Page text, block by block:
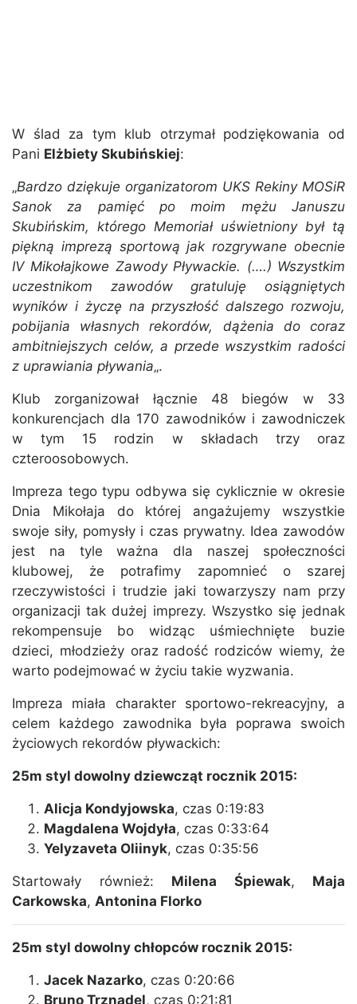
W ślad za tym klub otrzymał podziękowania od
Pani Elżbiety Skubińskiej:
„Bardzo dziękuje organizatorom UKS Rekiny MOSiR
Sanok za pamięć po moim mężu Januszu
Skubińskim, którego Memoriał uświetniony był tą
piękną imprezą sportową jak rozgrywane obecnie
IV Mikołajkowe Zawody Pływackie. (….) Wszystkim
uczestnikom zawodów gratuluję osiągniętych
wyników i życzę na przyszłość dalszego rozwoju,
pobijania własnych rekordów, dążenia do coraz
ambitniejszych celów, a przede wszystkim radości
z uprawiania pływania„.
Klub zorganizował łącznie 48 biegów w 33
konkurencjach dla 170 zawodników i zawodniczek
w tym 15 rodzin w składach trzy oraz
czteroosobowych.
Impreza tego typu odbywa się cyklicznie w okresie
Dnia Mikołaja do której angażujemy wszystkie
swoje siły, pomysły i czas prywatny. Idea zawodów
jest na tyle ważna dla naszej społeczności
klubowej, że potrafimy zapomnieć o szarej
rzeczywistości i trudzie jaki towarzyszy nam przy
organizacji tak dużej imprezy. Wszystko się jednak
rekompensuje bo widząc uśmiechnięte buzie
dzieci, młodzieży oraz radość rodziców wiemy, że
warto podejmować w życiu takie wyzwania.
Impreza miała charakter sportowo-rekreacyjny, a
celem każdego zawodnika była poprawa swoich
życiowych rekordów pływackich:
25m styl dowolny dziewcząt rocznik 2015:
Alicja Kondyjowska, czas 0:19:83
Magdalena Wojdyła, czas 0:33:64
Yelyzaveta Oliinyk, czas 0:35:56
Startowały również: Milena Śpiewak, Maja
Carkowska, Antonina Florko
25m styl dowolny chłopców rocznik 2015:
Jacek Nazarko, czas 0:20:66
Bruno Trznadel, czas 0:21:81